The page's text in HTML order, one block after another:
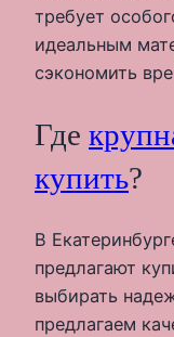
требует
идеальным
сэкономить
Где
купить?
В
предлагают
выбирать
предлагаем